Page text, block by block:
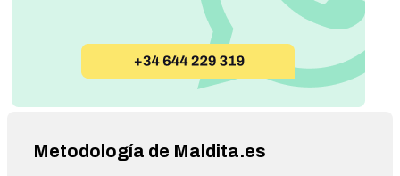
Metodología de Maldita.es